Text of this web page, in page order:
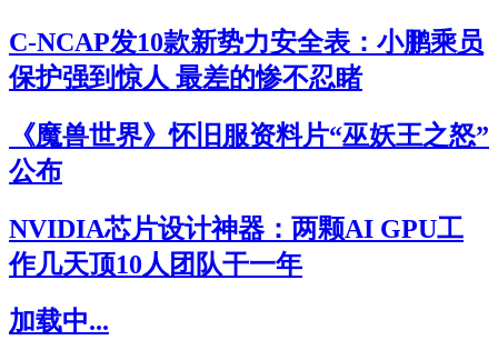
C-NCAP发10款新势力安全表：小鹏乘员
保护强到惊人 最差的惨不忍睹
《魔兽世界》怀旧服资料片“巫妖王之怒”
公布
NVIDIA芯片设计神器：两颗AI GPU工
作几天顶10人团队干一年
加载中...